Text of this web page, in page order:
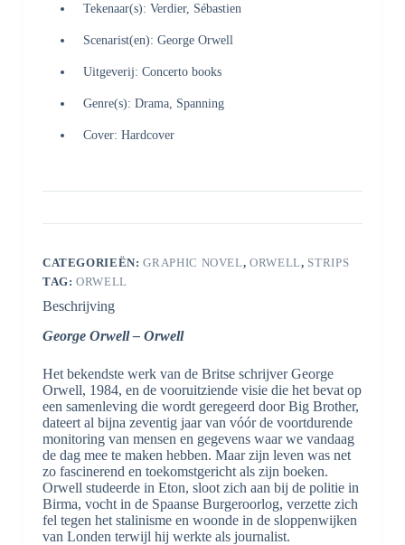
Tekenaar(s): Verdier, Sébastien
Scenarist(en): George Orwell
Uitgeverij: Concerto books
Genre(s): Drama, Spanning
Cover: Hardcover
CATEGORIEËN:GRAPHIC NOVEL,ORWELL, STRIPS
TAG:ORWELL
Beschrijving
George Orwell – Orwell
Het bekendste werk van de Britse schrijver George
Orwell, 1984, en de vooruitziende visie die het bevat op
een samenleving die wordt geregeerd door Big Brother,
dateert al bijna zeventig jaar van vóór de voortdurende
monitoring van mensen en gegevens waar we vandaag
de dag mee te maken hebben. Maar zijn leven was net
zo fascinerend en toekomstgericht als zijn boeken.
Orwell studeerde in Eton, sloot zich aan bij de politie in
Birma, vocht in de Spaanse Burgeroorlog, verzette zich
fel tegen het stalinisme en woonde in de sloppenwijken
van Londen terwijl hij werkte als journalist.